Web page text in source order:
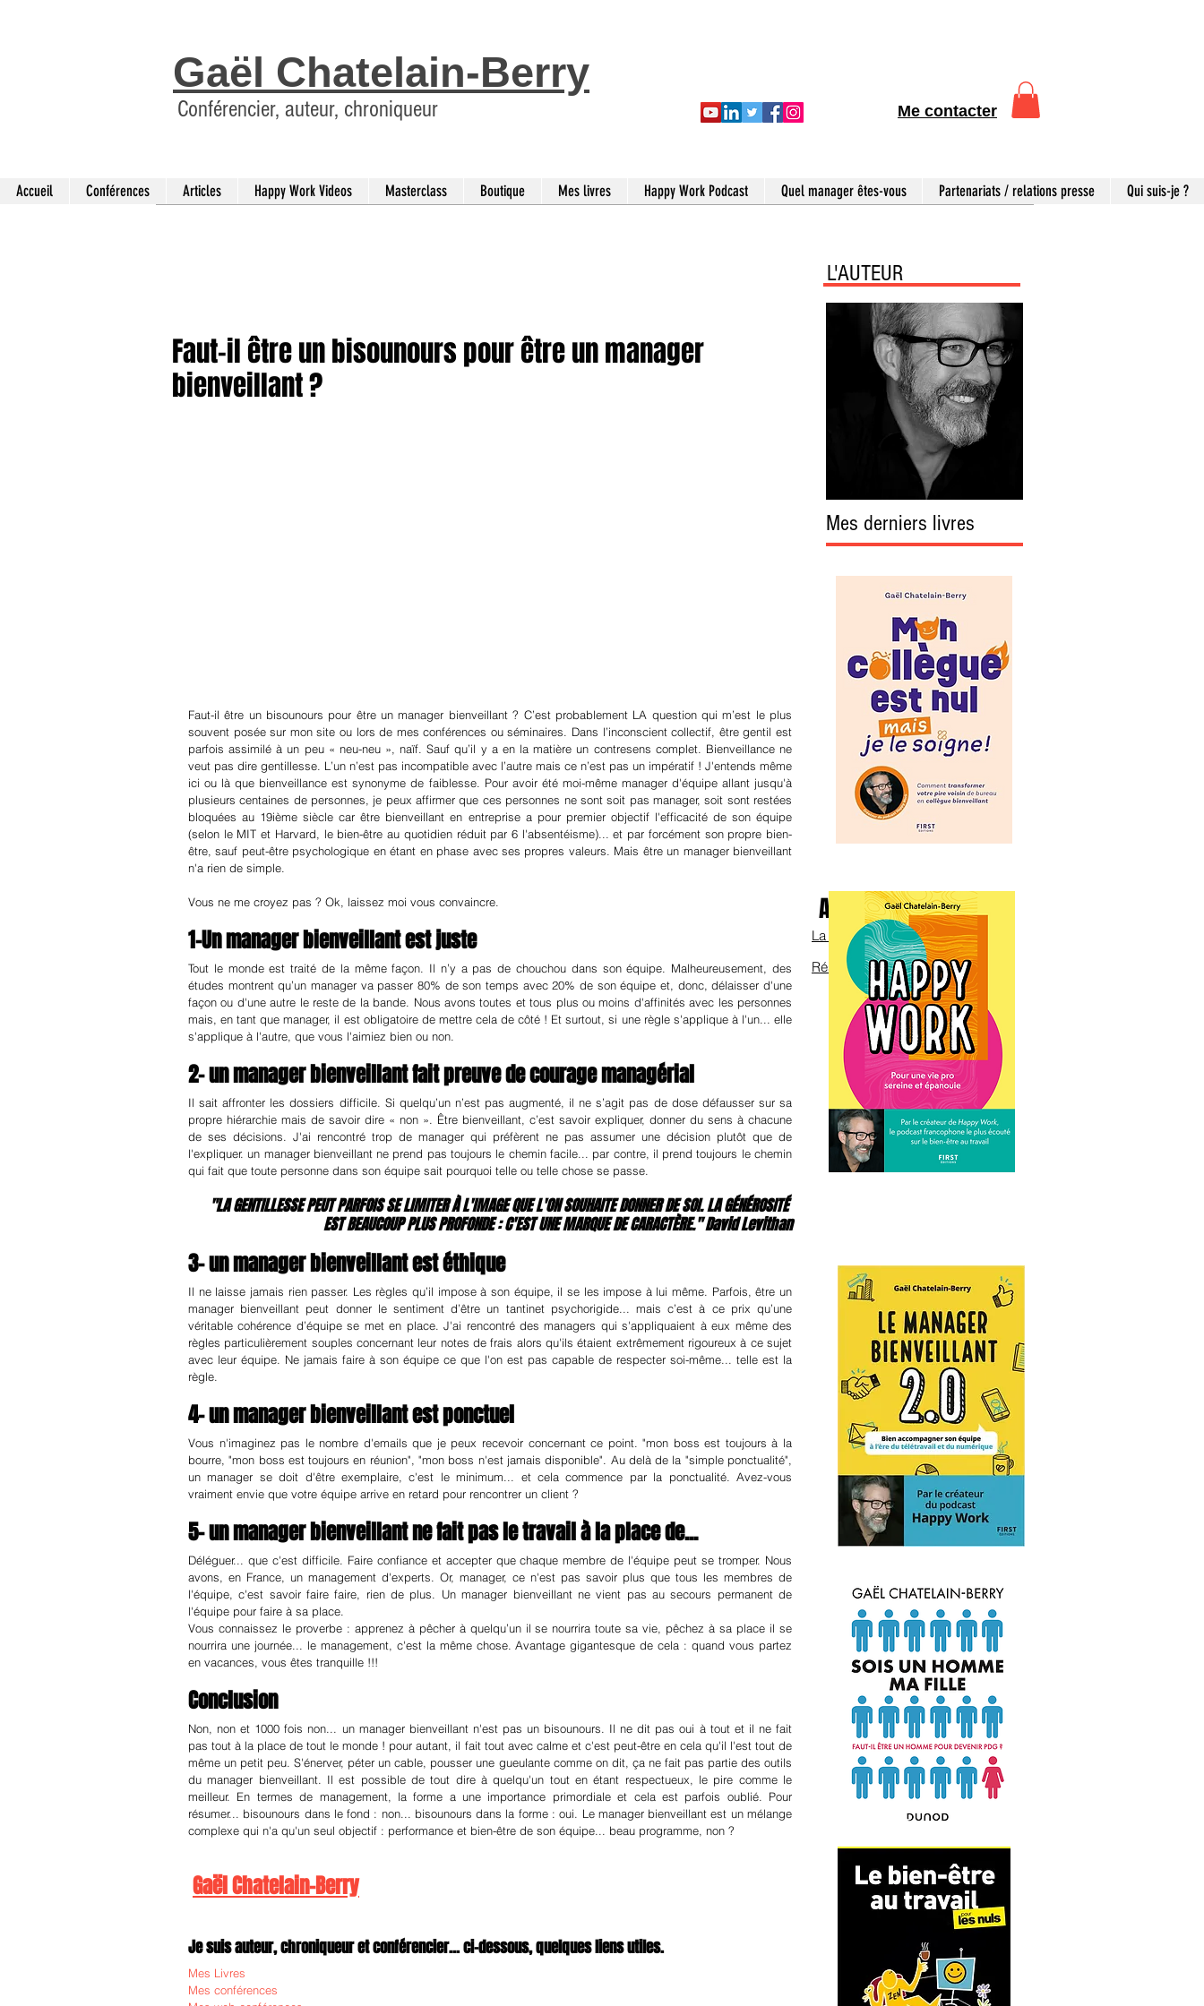
Gaël Chatelain-Berry
Conférencier, auteur, chroniqueur Me contacter
Accueil Conférences Articles Happy Work Videos Masterclass Boutique Mes livres Happy Work Podcast Quel manager êtes-vous Partenariats / relations presse Qui suis-je ?
Faut-il être un bisounours pour être un manager
bienveillant ?
Faut-il être un bisounours pour être un manager bienveillant ? C’est probablement LA question qui m’est le plus
souvent posée sur mon site ou lors de mes conférences ou séminaires. Dans l’inconscient collectif, être gentil est
parfois assimilé à un peu « neu-neu », naïf. Sauf qu’il y a en la matière un contresens complet. Bienveillance ne
veut pas dire gentillesse. L’un n’est pas incompatible avec l’autre mais ce n’est pas un impératif ! J'entends même
ici ou là que bienveillance est synonyme de faiblesse. Pour avoir été moi-même manager d'équipe allant jusqu'à
plusieurs centaines de personnes, je peux affirmer que ces personnes ne sont soit pas manager, soit sont restées
bloquées au 19ième siècle car être bienveillant en entreprise a pour premier objectif l'efficacité de son équipe
(selon le MIT et Harvard, le bien-être au quotidien réduit par 6 l'absentéisme)... et par forcément son propre bien-
être, sauf peut-être psychologique en étant en phase avec ses propres valeurs. Mais être un manager bienveillant
n'a rien de simple.
Vous ne me croyez pas ? Ok, laissez moi vous convaincre.
1-Un manager bienveillant est juste
Tout le monde est traité de la même façon. Il n’y a pas de chouchou dans son équipe. Malheureusement, des
études montrent qu’un manager va passer 80% de son temps avec 20% de son équipe et, donc, délaisser d'une
façon ou d'une autre le reste de la bande. Nous avons toutes et tous plus ou moins d'affinités avec les personnes
mais, en tant que manager, il est obligatoire de mettre cela de côté ! Et surtout, si une règle s'applique à l'un... elle
s'applique à l'autre, que vous l'aimiez bien ou non.
2- un manager bienveillant fait preuve de courage managérial
Il sait affronter les dossiers difficile. Si quelqu’un n’est pas augmenté, il ne s’agit pas de dose défausser sur sa
propre hiérarchie mais de savoir dire « non ». Être bienveillant, c’est savoir expliquer, donner du sens à chacune
de ses décisions. J'ai rencontré trop de manager qui préfèrent ne pas assumer une décision plutôt que de
l'expliquer. un manager bienveillant ne prend pas toujours le chemin facile... par contre, il prend toujours le chemin
qui fait que toute personne dans son équipe sait pourquoi telle ou telle chose se passe.
"LA GENTILLESSE PEUT PARFOIS SE LIMITER À L'IMAGE QUE L'ON SOUHAITE DONNER DE SOI. LA GÉNÉROSITÉ
EST BEAUCOUP PLUS PROFONDE : C'EST UNE MARQUE DE CARACTÈRE." David Levithan
3- un manager bienveillant est éthique
Il ne laisse jamais rien passer. Les règles qu’il impose à son équipe, il se les impose à lui même. Parfois, être un
manager bienveillant peut donner le sentiment d’être un tantinet psychorigide... mais c’est à ce prix qu’une
véritable cohérence d’équipe se met en place. J'ai rencontré des managers qui s'appliquaient à eux même des
règles particulièrement souples concernant leur notes de frais alors qu'ils étaient extrêmement rigoureux à ce sujet
avec leur équipe. Ne jamais faire à son équipe ce que l'on est pas capable de respecter soi-même... telle est la
règle.
4- un manager bienveillant est ponctuel
Vous n'imaginez pas le nombre d'emails que je peux recevoir concernant ce point. "mon boss est toujours à la
bourre, "mon boss est toujours en réunion", "mon boss n'est jamais disponible". Au delà de la "simple ponctualité",
un manager se doit d'être exemplaire, c'est le minimum... et cela commence par la ponctualité. Avez-vous
vraiment envie que votre équipe arrive en retard pour rencontrer un client ?
5- un manager bienveillant ne fait pas le travail à la place de...
Déléguer... que c'est difficile. Faire confiance et accepter que chaque membre de l'équipe peut se tromper. Nous
avons, en France, un management d'experts. Or, manager, ce n'est pas savoir plus que tous les membres de
l'équipe, c'est savoir faire faire, rien de plus. Un manager bienveillant ne vient pas au secours permanent de
l'équipe pour faire à sa place.
Vous connaissez le proverbe : apprenez à pêcher à quelqu’un il se nourrira toute sa vie, pêchez à sa place il se
nourrira une journée... le management, c'est la même chose. Avantage gigantesque de cela : quand vous partez
en vacances, vous êtes tranquille !!!
Conclusion
Non, non et 1000 fois non... un manager bienveillant n'est pas un bisounours. Il ne dit pas oui à tout et il ne fait
pas tout à la place de tout le monde ! pour autant, il fait tout avec calme et c'est peut-être en cela qu'il l'est tout de
même un petit peu. S'énerver, péter un cable, pousser une gueulante comme on dit, ça ne fait pas partie des outils
du manager bienveillant. Il est possible de tout dire à quelqu'un tout en étant respectueux, le pire comme le
meilleur. En termes de management, la forme a une importance primordiale et cela est parfois oublié. Pour
résumer... bisounours dans le fond : non... bisounours dans la forme : oui. Le manager bienveillant est un mélange
complexe qui n'a qu'un seul objectif : performance et bien-être de son équipe... beau programme, non ?
Gaël Chatelain-Berry
Je suis auteur, chroniqueur et conférencier... ci-dessous, quelques liens utiles.
Mes Livres
Mes conférences
La bande annonce
Avec Bob sur scène
Réservez les billets
L'AUTEUR
Mes derniers livres